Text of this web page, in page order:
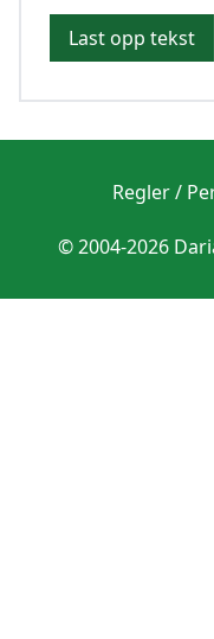
Last opp tekst
Regler /
© 2004-2026